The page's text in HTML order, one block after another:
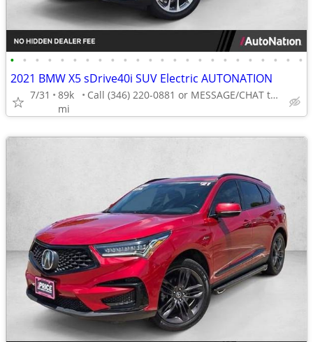
• • • • • • • • • • • • • • • • • • • • • • • •
2021 BMW X5 sDrive40i SUV Electric AUTONATION
7/31
89k
mi
Call (346) 220-0881 or MESSAGE/CHAT to confirm availability